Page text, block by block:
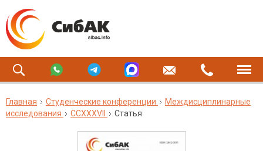
Главная Студенческие конференции
Междисциплинарные
исследования
CCXXXVII Статья